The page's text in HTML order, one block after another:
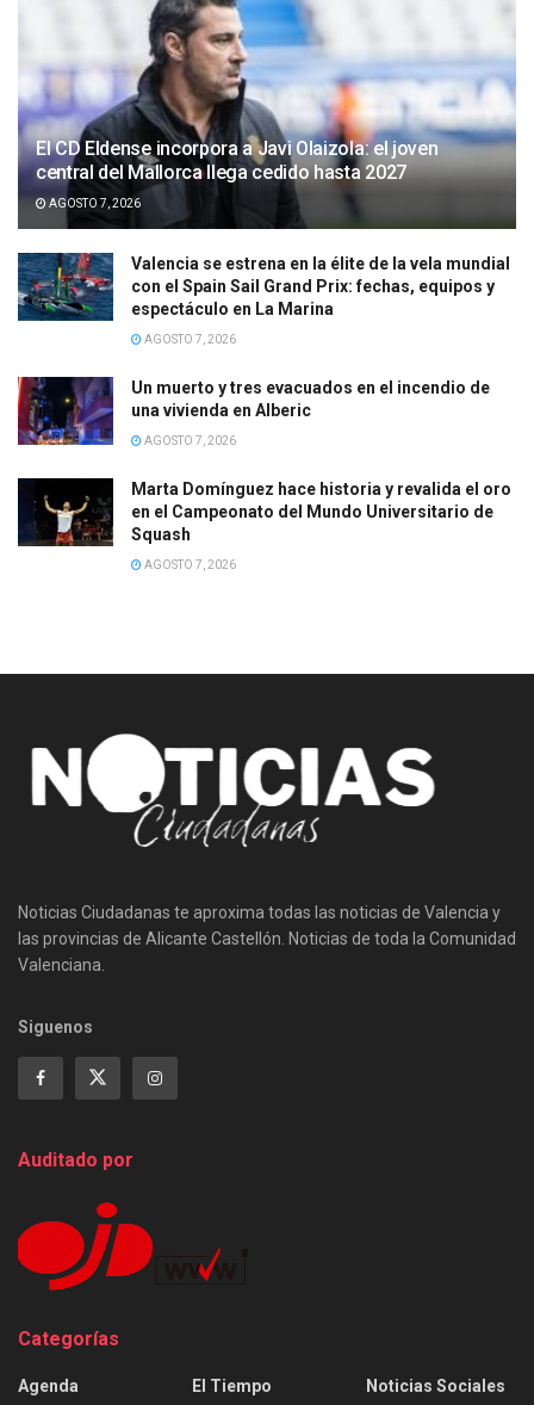
El CD Eldense incorpora a Javi Olaizola: el joven
central del Mallorca llega cedido hasta 2027
AGOSTO 7, 2026
Valencia se estrena en la élite de la vela mundial
con el Spain Sail Grand Prix: fechas, equipos y
espectáculo en La Marina
AGOSTO 7, 2026
Un muerto y tres evacuados en el incendio de
una vivienda en Alberic
AGOSTO 7, 2026
Marta Domínguez hace historia y revalida el oro
en el Campeonato del Mundo Universitario de
Squash
AGOSTO 7, 2026
Noticias Ciudadanas te aproxima todas las noticias de Valencia y
las provincias de Alicante Castellón. Noticias de toda la Comunidad
Valenciana.
Siguenos
Auditado por
Categorías
Agenda
El Tiempo
Noticias Sociales